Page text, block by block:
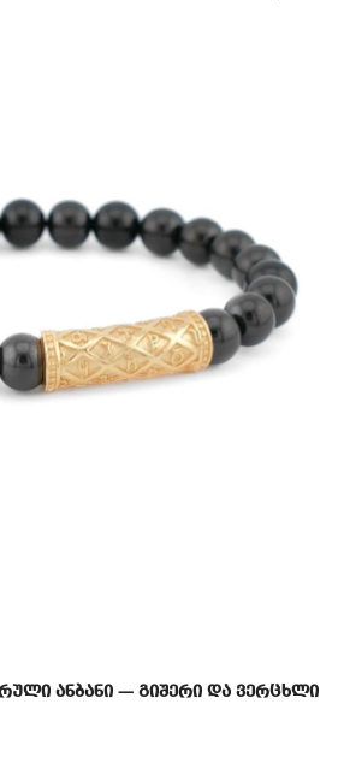
ანბანი — გიშერი და ვერცხლი